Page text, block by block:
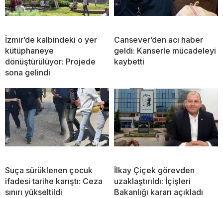
İzmir’de kalbindeki o yer
kütüphaneye
dönüştürülüyor: Projede
sona gelindi
Cansever’den acı haber
geldi: Kanserle mücadeleyi
kaybetti
Suça sürüklenen çocuk
ifadesi tarihe karıştı: Ceza
sınırı yükseltildi
İlkay Çiçek görevden
uzaklaştırıldı: İçişleri
Bakanlığı kararı açıkladı